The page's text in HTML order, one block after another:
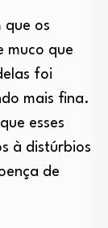
que os
muco que
foi
mais fina.
esses
à distúrbios
de